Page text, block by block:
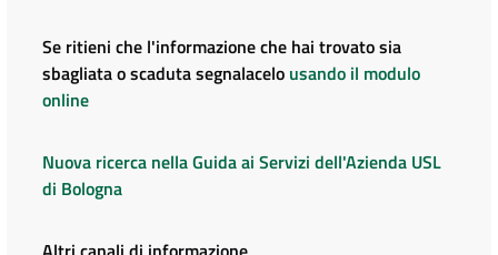
Se ritieni che l'informazione che hai trovato sia
sbagliata o scaduta segnalacelo usando il modulo
online
Nuova ricerca nella Guida ai Servizi dell'Azienda USL
di Bologna